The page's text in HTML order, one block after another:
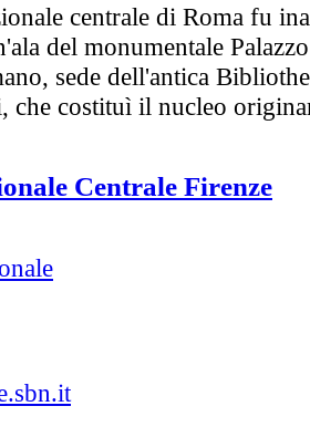
centrale di Roma fu
del monumentale
sede dell'antica
che costituì il nucleo
Centrale Firenze